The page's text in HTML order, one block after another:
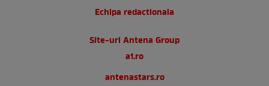
Echipa redactionala
Site-uri Antena Group
a1.ro
antenastars.ro